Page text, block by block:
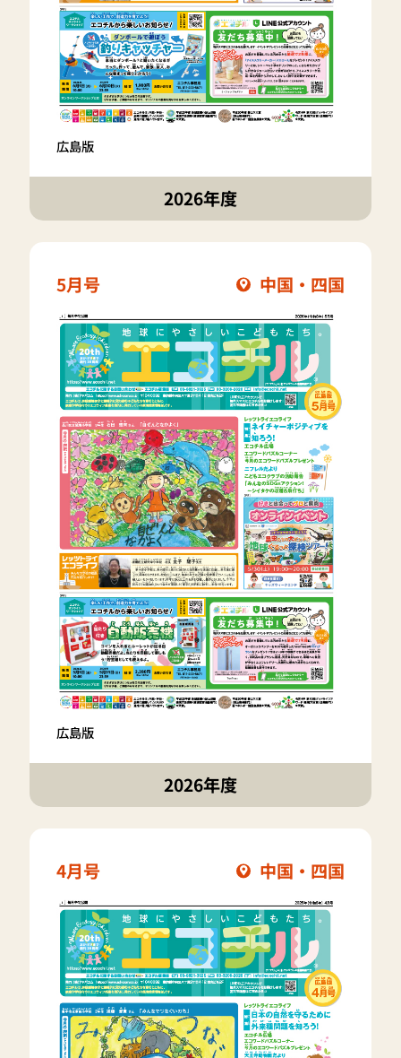
広島版
2026年度
5月号 中国・四国
広島版
2026年度
4月号 中国・四国